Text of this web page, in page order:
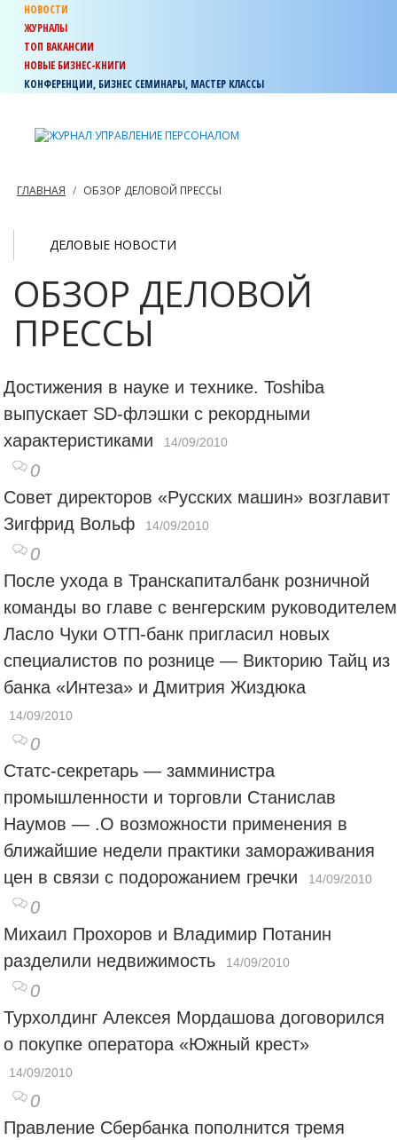
НОВОСТИ
ЖУРНАЛЫ
ТОП ВАКАНСИИ
НОВЫЕ БИЗНЕС-КНИГИ
КОНФЕРЕНЦИИ, БИЗНЕС СЕМИНАРЫ, МАСТЕР КЛАССЫ
ГЛАВНАЯ ОБЗОР ДЕЛОВОЙ ПРЕССЫ
ДЕЛОВЫЕ НОВОСТИ
ОБЗОР ДЕЛОВОЙ
ПРЕССЫ
Достижения в науке и технике. Toshiba
выпускает SD-флэшки с рекордными
характеристиками
14/09/2010
0
Совет директоров «Русских машин» возглавит
Зигфрид Вольф
14/09/2010
0
После ухода в Транскапиталбанк розничной
команды во главе с венгерским руководителем
Ласло Чуки ОТП-банк пригласил новых
специалистов по рознице — Викторию Тайц из
банка «Интеза» и Дмитрия Жиздюка
14/09/2010
0
Статс-секретарь — замминистра
промышленности и торговли Станислав
Наумов — .О возможности применения в
ближайшие недели практики замораживания
цен в связи с подорожанием гречки
14/09/2010
0
Михаил Прохоров и Владимир Потанин
разделили недвижимость
14/09/2010
0
Турхолдинг Алексея Мордашова договорился
о покупке оператора «Южный крест»
14/09/2010
0
Правление Сбербанка пополнится тремя